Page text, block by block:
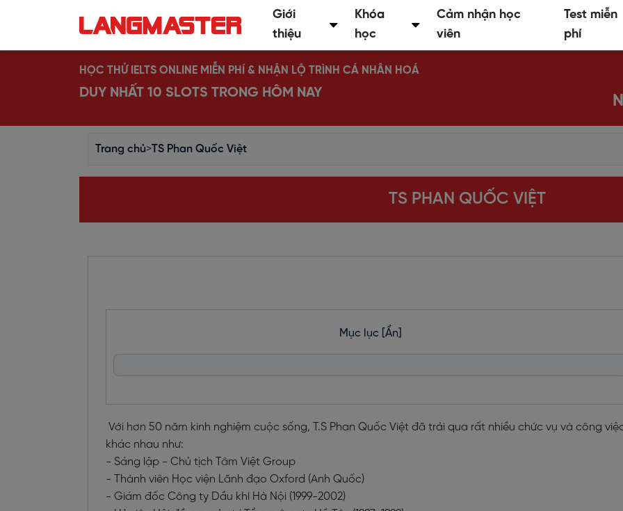
Giới
thiệu
Khóa
học
Cảm nhận học
viên
Test miễn
phí
HỌC THỬ IELTS ONLINE MIỄN PHÍ & NHẬN LỘ TRÌNH CÁ NHÂN HOÁ
DUY NHẤT 10 SLOTS TRONG HÔM NAY
Trang chủ>TS Phan Quốc Việt
TS PHAN QUỐC VIỆT
Mục lục [Ẩn]
Với hơn 50 năm kinh nghiệm cuộc sống, T.S Phan Quốc Việt đã trải qua rất nhiều chức vụ và công
khác nhau như:
- Sáng lập - Chủ tịch Tâm Việt Group
- Thành viên Học viện Lãnh đạo Oxford (Anh Quốc)
- Giám đốc Công ty Dầu khí Hà Nội (1999-2002)